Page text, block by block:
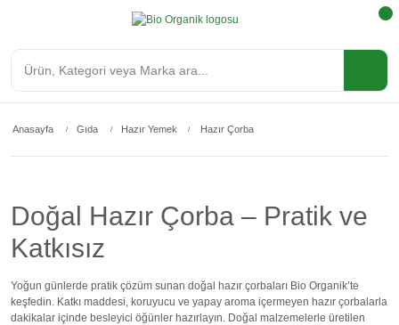
Anasayfa Gıda Hazır Yemek Hazır Çorba
Doğal Hazır Çorba – Pratik ve
Katkısız
Yoğun günlerde pratik çözüm sunan doğal hazır çorbaları Bio Organik’te
keşfedin. Katkı maddesi, koruyucu ve yapay aroma içermeyen hazır çorbalarla
dakikalar içinde besleyici öğünler hazırlayın. Doğal malzemelerle üretilen